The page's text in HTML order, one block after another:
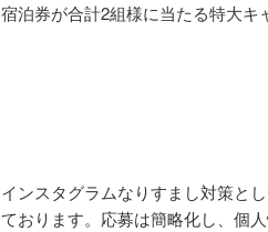
宿泊券が合計2組様に当たる特大キ
インスタグラムなりすまし対策と
ております。応募は簡略化し、個